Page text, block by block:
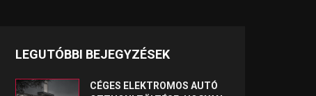
LEGUTÓBBI BEJEGYZÉSEK
CÉGES ELEKTROMOS AUTÓ